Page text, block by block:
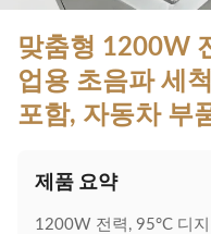
맞춤형 1200W
업용 초음파 세
포함, 자동차 부
제품 요약
1200W 전력, 95°C 디